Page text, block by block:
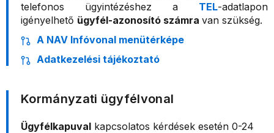
telefonos ügyintézéshez a TEL-adatlapon
igényelhető ügyfél-azonosító számra van szükség.
A NAV Infóvonal menütérképe
Adatkezelési tájékoztató
Kormányzati ügyfélvonal
Ügyfélkapuval kapcsolatos kérdések esetén 0-24